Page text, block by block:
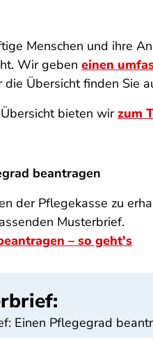
Menschen und ihre
Wir geben einen
die Übersicht finden Sie
bieten wirzum
beantragen
der Pflegekasse zu
Musterbrief.
– so geht's
Einen Pflegegrad